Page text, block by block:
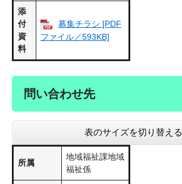
添
付
資
料
募集チラシ [PDF
ファイル／593KB]
問い合わせ先
表のサイズを切り替える
所属
地域福祉課地域
福祉係